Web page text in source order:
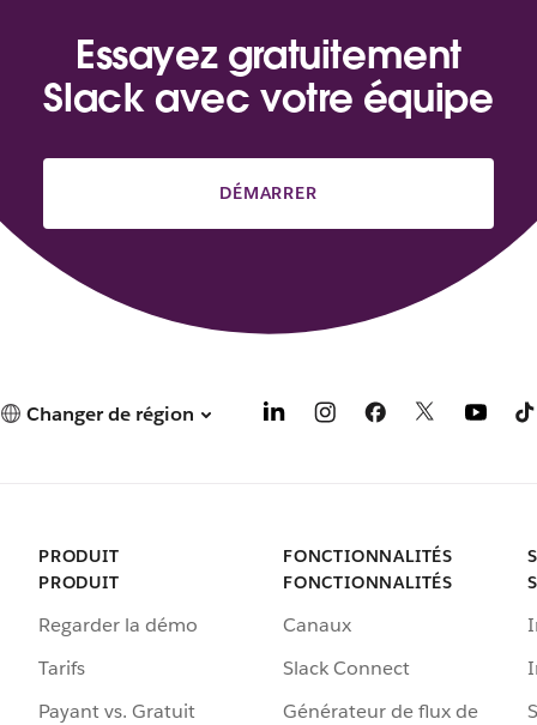
Essayez gratuitement
Slack avec votre équipe
DÉMARRER
Changer de région
PRODUIT
PRODUIT
Regarder la démo
Tarifs
Payant vs. Gratuit
FONCTIONNALITÉS
FONCTIONNALITÉS
Canaux
Slack Connect
Générateur de flux de